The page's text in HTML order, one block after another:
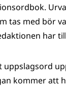
tas med bör
har
uppslagsord
kommer att